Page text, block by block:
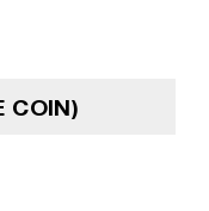
COIN)